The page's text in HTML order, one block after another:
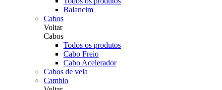
Balancim
Cabos
Voltar
Cabos
Todos os produtos
Cabo Freio
Cabo Acelerador
Cabos de vela
Cambio